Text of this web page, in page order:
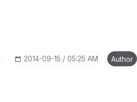
‎2014-09-15 05:25 AM Author